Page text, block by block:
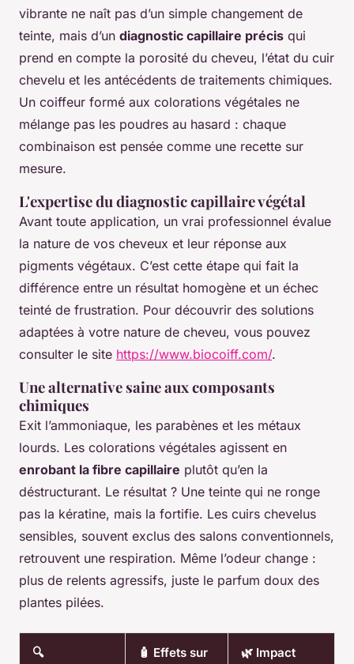
vibrante ne naît pas d’un simple changement de
teinte, mais d’un diagnostic capillaire précis qui
prend en compte la porosité du cheveu, l’état du cuir
chevelu et les antécédents de traitements chimiques.
Un coiffeur formé aux colorations végétales ne
mélange pas les poudres au hasard : chaque
combinaison est pensée comme une recette sur
mesure.
L'expertise du diagnostic capillaire végétal
Avant toute application, un vrai professionnel évalue
la nature de vos cheveux et leur réponse aux
pigments végétaux. C’est cette étape qui fait la
différence entre un résultat homogène et un échec
teinté de frustration. Pour découvrir des solutions
adaptées à votre nature de cheveu, vous pouvez
consulter le site https://www.biocoiff.com/.
Une alternative saine aux composants
chimiques
Exit l’ammoniaque, les parabènes et les métaux
lourds. Les colorations végétales agissent en
enrobant la fibre capillaire plutôt qu’en la
déstructurant. Le résultat ? Une teinte qui ne ronge
pas la kératine, mais la fortifie. Les cuirs chevelus
sensibles, souvent exclus des salons conventionnels,
retrouvent une respiration. Même l’odeur change :
plus de relents agressifs, juste le parfum doux des
plantes pilées.
🔍 🧴 Effets sur 🌿 Impact